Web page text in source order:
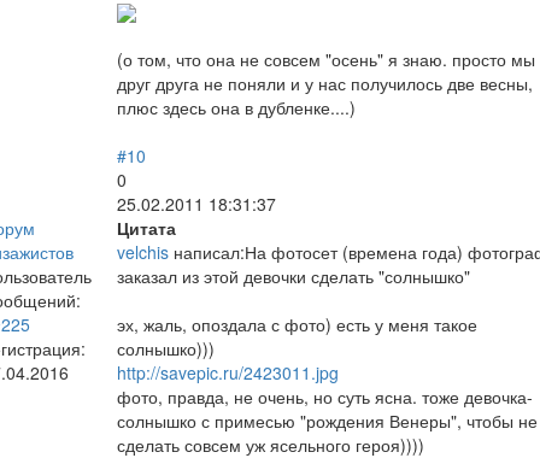
(о том, что она не совсем "осень" я знаю. просто мы
друг друга не поняли и у нас получилось две весны,
плюс здесь она в дубленке....)
#10
0
25.02.2011 18:31:37
Цитата
velchis написал:На фотосет (времена года)
заказал из этой девочки сделать "солнышко"
эх, жаль, опоздала с фото) есть у меня такое
солнышко)))
http://savepic.ru/2423011.jpg
фото, правда, не очень, но суть ясна. тоже девочка-
солнышко с примесью "рождения Венеры", чтобы не
сделать совсем уж ясельного героя))))